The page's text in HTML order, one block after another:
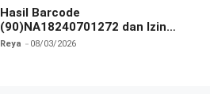
Hasil Barcode
(90)NA18240701272 dan Izin
BPOM
Reya 08/03/2026